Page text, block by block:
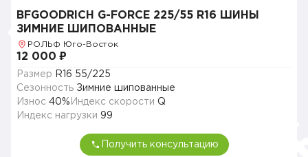
BFGOODRICH G-FORCE 225/55 R16 ШИНЫ
ЗИМНИЕ ШИПОВАННЫЕ
РОЛЬФ Юго-Восток
12 000 ₽
Размер
R16 55/225
Сезонность Зимние шипованные
Износ 40% Индекс скорости Q
Индекс нагрузки 99
Получить консультацию